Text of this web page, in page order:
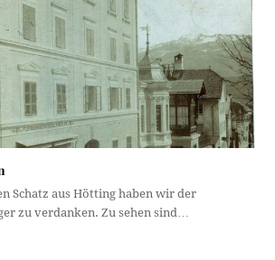
Schatz aus Hötting haben wir der
zu verdanken. Zu sehen sind…